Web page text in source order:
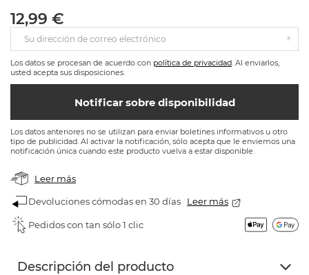
12,99 €
Su dirección de correo electrónico
Los datos se procesan de acuerdo con política de privacidad. Al enviarlos,
usted acepta sus disposiciones.
Notificar sobre disponibilidad
Los datos anteriores no se utilizan para enviar boletines informativos u otro
tipo de publicidad. Al activar la notificación, sólo acepta que le enviemos una
notificación única cuando este producto vuelva a estar disponible.
Leer más
Devoluciones cómodas en 30 días Leer más
Pedidos con tan sólo 1 clic
Descripción del producto